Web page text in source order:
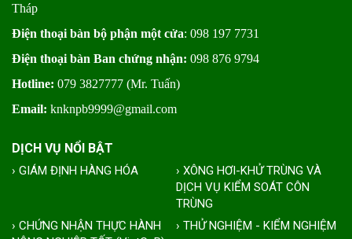
Tháp
Điện thoại bàn bộ phận một cửa: 098 197 7731
Điện thoại bàn Ban chứng nhận: 098 876 9794
Hotline: 079 3827777 (Mr. Tuấn)
Email: knknpb9999@gmail.com
DỊCH VỤ NỔI BẬT
› CHỨNG NHẬN THỰC HÀNH
› THỬ NGHIỆM - KIỂM NGHIỆM
› GIÁM ĐỊNH HÀNG HÓA
› XÔNG HƠI-KHỬ TRÙNG VÀ
DỊCH VỤ KIỂM SOÁT CÔN
TRÙNG